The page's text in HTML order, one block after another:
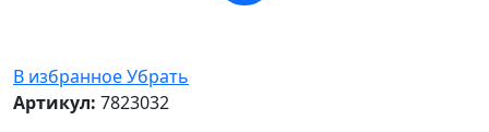
В избранноеУбрать
Артикул: 7823032